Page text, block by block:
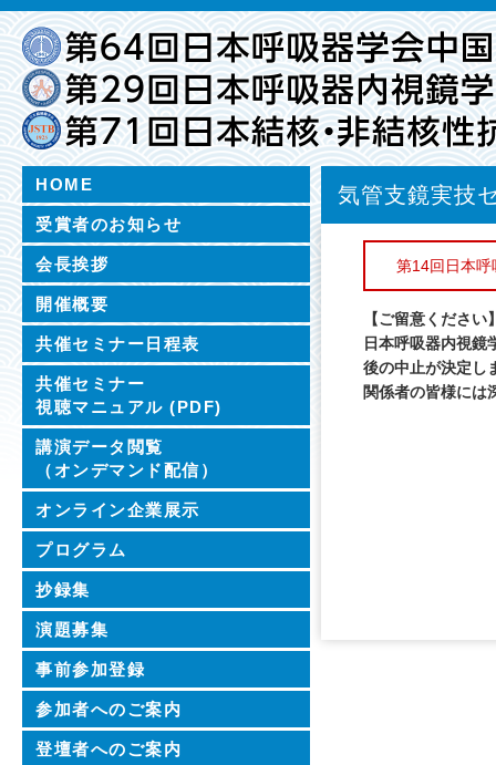
HOME
受賞者のお知らせ
会長挨拶
開催概要
共催セミナー日程表
共催セミナー
視聴マニュアル (PDF)
講演データ閲覧
（オンデマンド配信）
オンライン企業展示
プログラム
抄録集
演題募集
事前参加登録
参加者へのご案内
登壇者へのご案内
気管支鏡実技
第14回日本
【ご留意ください
日本呼吸器内視鏡
後の中止が決定し
関係者の皆様には